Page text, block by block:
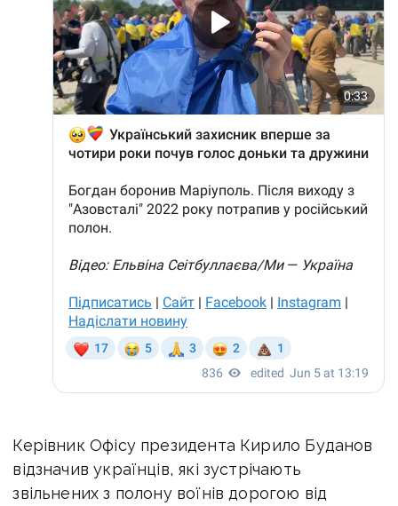
Керівник Офісу президента Кирило Буданов
відзначив українців, які зустрічають
звільнених з полону воїнів дорогою від